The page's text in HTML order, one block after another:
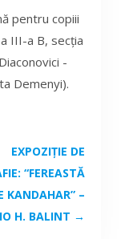
pentru copiii
III-a B, secția
-
Demenyi).
EXPOZIȚIE DE
“FEREASTĂ
KANDAHAR” –
H. BALINT →